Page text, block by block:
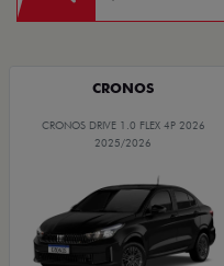
CRONOS
CRONOS DRIVE 1.0 FLEX 4P 2026
2025/2026